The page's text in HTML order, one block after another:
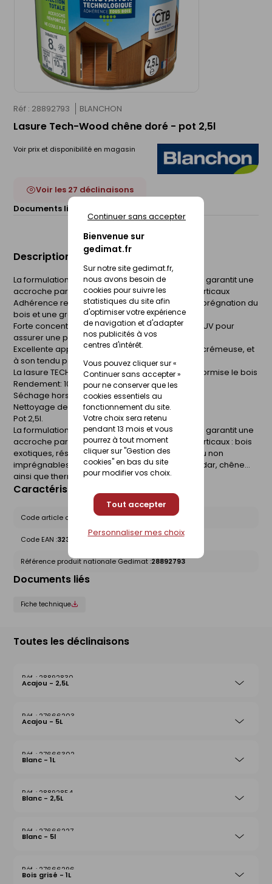
Bienvenue sur
gedimat.fr
Sur notre site gedimat.fr,
nous avons besoin de
cookies pour suivre les
statistiques du site afin
d'optimiser votre expérience
de navigation et d'adapter
nos publicités à vos
centres d'intérêt.
Vous pouvez cliquer sur «
Continuer sans accepter »
pour ne conserver que les
cookies essentiels au
fonctionnement du site.
Votre choix sera retenu
pendant 13 mois et vous
pourrez à tout moment
cliquer sur "Gestion des
cookies" en bas du site
pour modifier vos choix.
Tout accepter
Continuer sans accepter
Personnaliser mes choix
Réf : 28892793 BLANCHON
Lasure Tech-Wood chêne doré - pot 2,5l
Voir prix et disponibilité en magasin
Voir les 27 déclinaisons
Documents liés :
Description du produit
La formulation unique de la lasure TECH-WOOD® garantit une
accroche parfaite sur tous les bois extérieurs verticaux
Adhérence renforcée grâce à une meilleure imprégnation du
bois et une grande souplesse du film protecteur
Forte concentration en pigments et agents Anti-UV pour
assurer une protection longue durée
Excellente applicabilité grâce à sa consistance crémeuse, et
à son tendu parfait
La lasure TECH-WOOD® protège, embellit et uniformise le bois
Rendement: 10-14 m²/L/couche
Séchage hors poussières : 1 heure environ
Nettoyage des ustensiles : avec de l'eau
Pot 2,5l.
La formulation unique de la lasure TECH-WOOD® garantit une
accroche parfaite sur tous les bois extérieurs verticaux : bois
exotiques, résineux ou tendres, y compris peu ou non
imprégnables tels que mélèze, douglas, red cedar, chêne...
ainsi que thermotraités et autoclavés.
Caractéristiques du produit
Code article chez le fournisseur :01220802
Code EAN :3239911220802
Référence produit nationale Gedimat :28892793
Documents liés
Fiche technique
Toutes les déclinaisons
28892830
Acajou - 2,5L
27666203
Acajou - 5L
27666302
Blanc - 1L
28892854
Blanc - 2,5L
27666227
Blanc - 5l
27666296
Bois grisé - 1L